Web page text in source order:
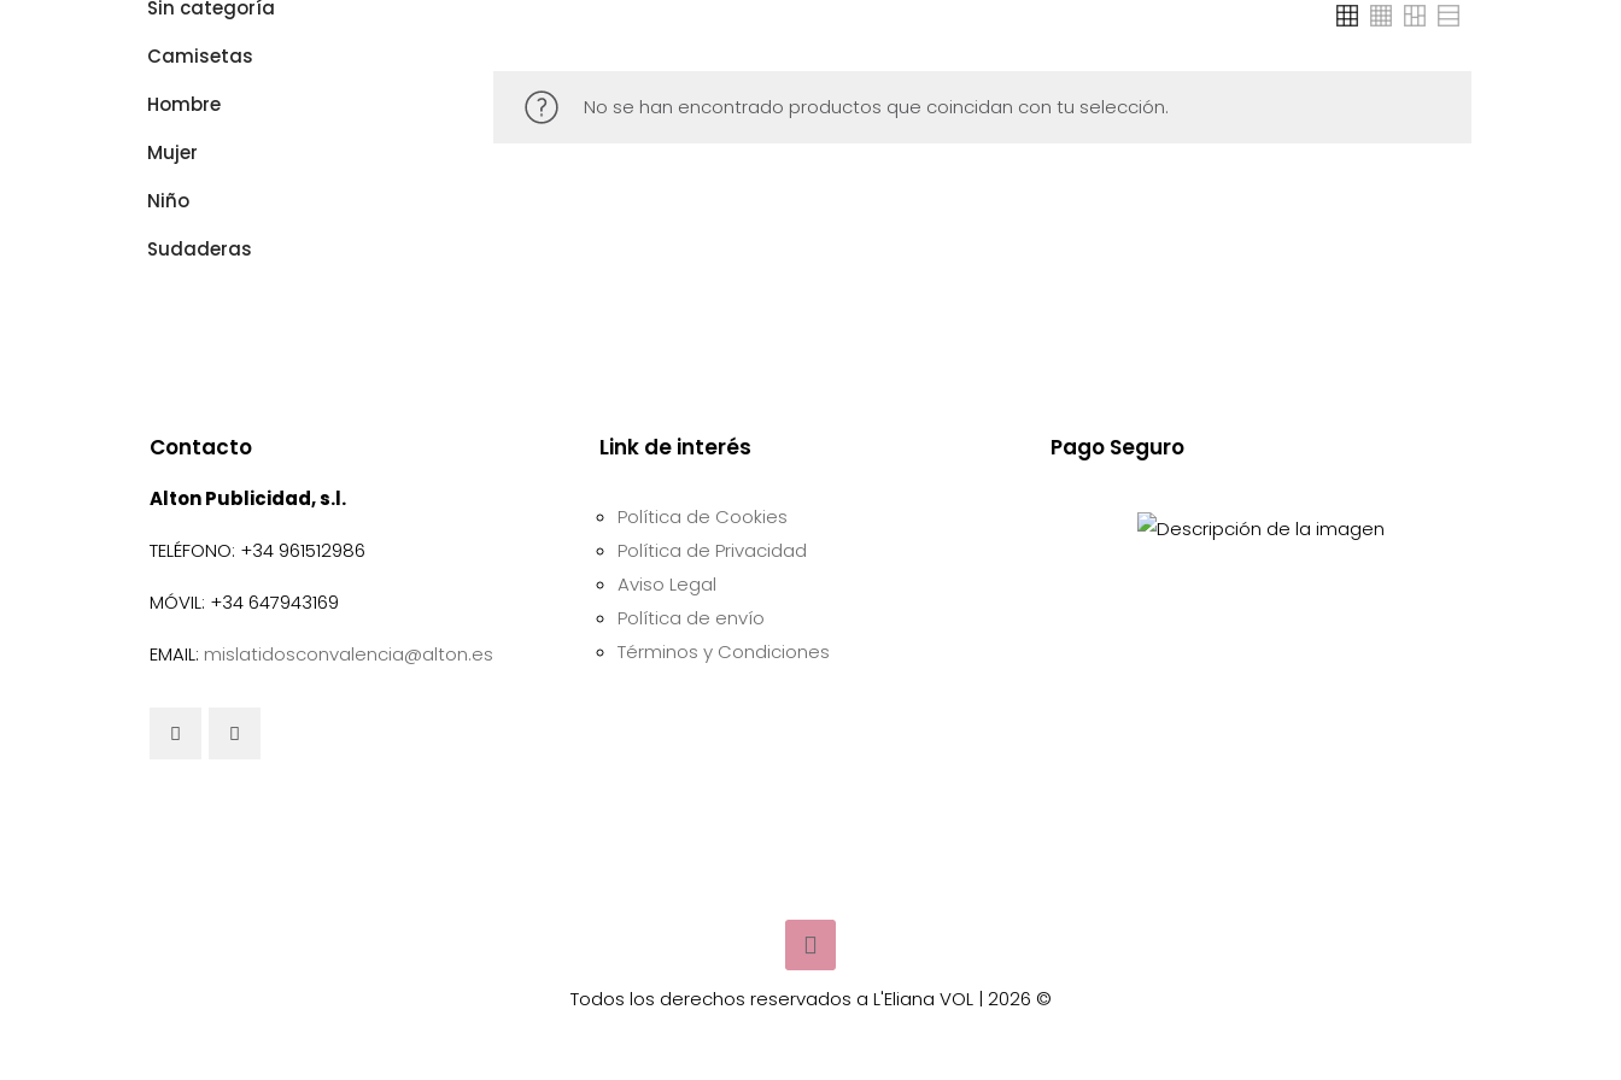
No se han encontrado productos que coincidan con tu selección.
Sin categoría
Camisetas
Hombre
Mujer
Niño
Sudaderas
Contacto
Alton Publicidad, s.l.
TELÉFONO: +34 961512986
MÓVIL: +34 647943169
EMAIL: mislatidosconvalencia@alton.es
Link de interés
Política de Cookies
Política de Privacidad
Aviso Legal
Política de envío
Términos y Condiciones
Pago Seguro
Todos los derechos reservados a L'Eliana VOL | 2026 ©